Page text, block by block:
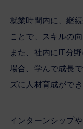
就業時間内に、継
ことで、スキルの
また、社内にIT分
場合、学んで成長
ズに人材育成がで
インターンシップ